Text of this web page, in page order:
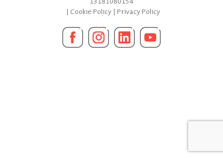
| Cookie Policy| Privacy Policy